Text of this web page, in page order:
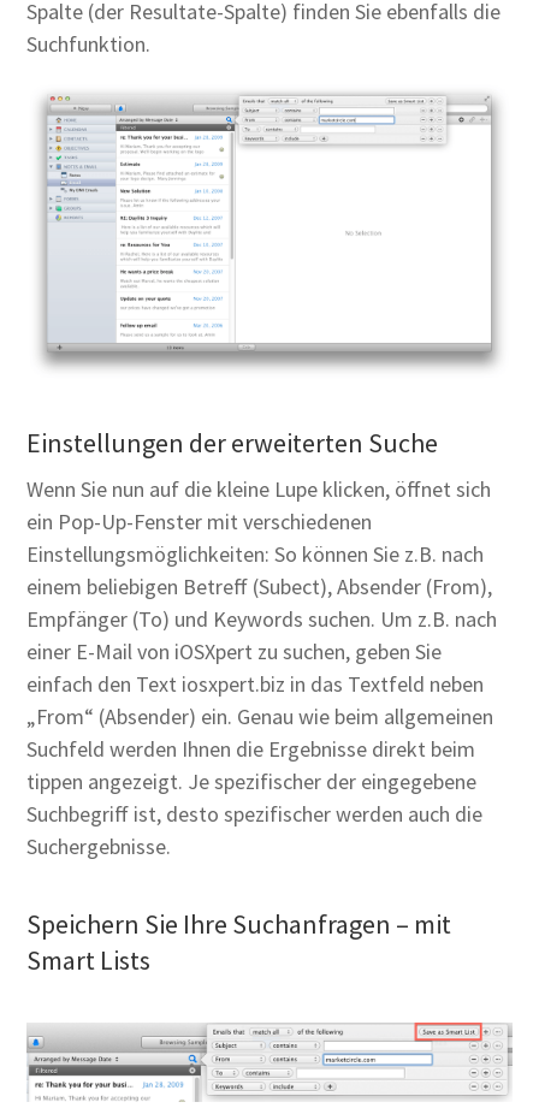
Spalte (der Resultate-Spalte) finden Sie ebenfalls die
Suchfunktion.
Einstellungen der erweiterten Suche
Wenn Sie nun auf die kleine Lupe klicken, öffnet sich
ein Pop-Up-Fenster mit verschiedenen
Einstellungsmöglichkeiten: So können Sie z.B. nach
einem beliebigen Betreff (Subect), Absender (From),
Empfänger (To) und Keywords suchen. Um z.B. nach
einer E-Mail von iOSXpert zu suchen, geben Sie
einfach den Text iosxpert.biz in das Textfeld neben
„From“ (Absender) ein. Genau wie beim allgemeinen
Suchfeld werden Ihnen die Ergebnisse direkt beim
tippen angezeigt. Je spezifischer der eingegebene
Suchbegriff ist, desto spezifischer werden auch die
Suchergebnisse.
Speichern Sie Ihre Suchanfragen – mit
Smart Lists